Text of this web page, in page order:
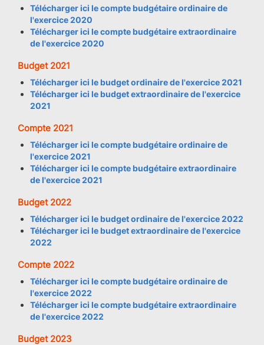
Télécharger ici le compte budgétaire ordinaire de
l'exercice 2020
Télécharger ici le compte budgétaire extraordinaire
de l'exercice 2020
Budget 2021
Télécharger ici le budget ordinaire de l'exercice 2021
Télécharger ici le budget extraordinaire de l'exercice
2021
Compte 2021
Télécharger ici le compte budgétaire ordinaire de
l'exercice 2021
Télécharger ici le compte budgétaire extraordinaire
de l'exercice 2021
Budget 2022
Télécharger ici le budget ordinaire de l'exercice 2022
Télécharger ici le budget extraordinaire de l'exercice
2022
Compte 2022
Télécharger ici le compte budgétaire ordinaire de
l'exercice 2022
Télécharger ici le compte budgétaire extraordinaire
de l'exercice 2022
Budget 2023